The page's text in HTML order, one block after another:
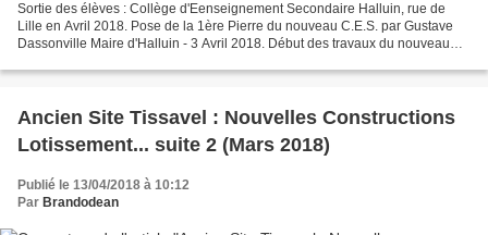
Sortie des élèves : Collège d'Eenseignement Secondaire Halluin, rue de
Lille en Avril 2018. Pose de la 1ère Pierre du nouveau C.E.S. par Gustave
Dassonville Maire d'Halluin - 3 Avril 2018. Début des travaux du nouveau
Ancien Site Tissavel : Nouvelles Constructions
Lotissement... suite 2 (Mars 2018)
Publié le 13/04/2018 à 10:12
Par Brandodean